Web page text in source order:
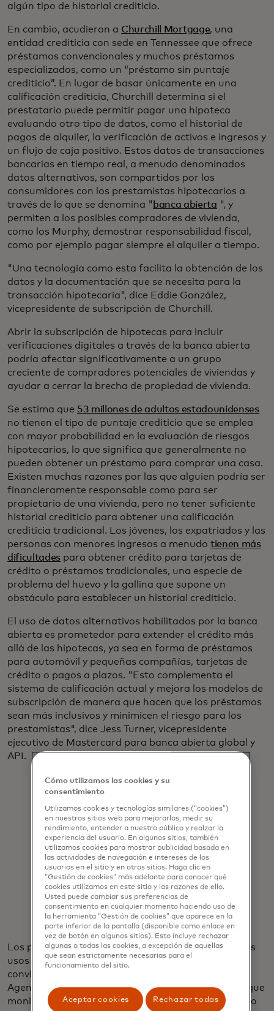
algún tipo de historial crediticio.
En cambio, acudieron a Churchill Mortgage, una
entidad crediticia con sede en Tennessee que ofrece
préstamos convencionales y muchos préstamos
especializados, como un “préstamo sin puntaje
crediticio”. En lugar de basar únicamente en una
calificación crediticia, Churchill determina si el
prestatario puede permitir pagar una hipoteca
evaluando otro tipo de datos, como el historial de
pagos de alquiler, la verificación de activos e ingresos y
un flujo de caja positivo. Estos datos de transacciones
bancarias en tiempo real, a menudo denominados
datos alternativos, son compartidos por los
consumidores con los prestamistas hipotecarios a
través de lo que se denomina " banca abierta ", y
permiten a los posibles compradores de vivienda,
como los Murphy, demostrar responsabilidad fiscal,
como por ejemplo pagar siempre el alquiler a tiempo.
"Una tecnología como esta facilita la obtención de los
datos y la documentación que se necesita para la
transacción hipotecaria", dice Eddie González,
vicepresidente de subscripción de Churchill.
Abrir la subscripción de hipotecas para incluir
verificaciones digitales a través de la banca abierta
podría afectar significativamente a un grupo
creciente de compradores potenciales de viviendas y
ayudar a cerrar la brecha de propiedad de vivienda.
Se estima que 53 millones de adultos estadounidenses
no tienen el tipo de puntaje crediticio que se emplea
con mayor probabilidad en la evaluación de riesgos
hipotecarios, lo que significa que generalmente no
pueden obtener un préstamo para comprar una casa.
Existen muchas razones por las que alguien podría ser
financieramente responsable como para ser
propietario de una vivienda, pero no tener suficiente
historial crediticio para obtener una calificación
crediticia tradicional. Los jóvenes, los expatriados y las
personas con menores ingresos a menudo tienen más
dificultades para obtener crédito para tarjetas de
crédito o préstamos tradicionales, una especie de
problema del huevo y la gallina que supone un
obstáculo para establecer un historial crediticio.
El uso de datos alternativos habilitados por la banca
abierta es prometedor para extender el crédito más
allá de las hipotecas, ya sea en forma de préstamos
para automóvil y pequeñas compañías, tarjetas de
crédito o pagos a plazos. "Esto complementa el
sistema de calificación actual y mejora los modelos de
subscripción de manera que hacen que los préstamos
sean más inclusivos y minimicen el riesgo para los
prestamistas", dice Jess Turner, vicepresidente
ejecutivo de Mastercard para banca abierta global y
API.
"Cuanto más papeleo se les pida a
los clientes, más ansiedad tendrán".
Eddie Gonzalez
Los préstamos hipotecarios son uno de los primeros
usos en los que los datos alternativos se están
convirtiendo en un estándar de la industria. La
Agencia Federal de Financiamiento de la Vivienda, que
monitorear compañías patrocinadas por el gobierno
Cómo utilizamos las cookies y su
consentimiento
Utilizamos cookies y tecnologías similares (“cookies”)
en nuestros sitios web para mejorarlos, medir su
rendimiento, entender a nuestro público y realzar la
experiencia del usuario. En algunos sitios, también
utilizamos cookies para mostrar publicidad basada en
las actividades de navegación e intereses de los
usuarios en el sitio y en otros sitios. Haga clic en
“Gestión de cookies” más adelante para conocer qué
cookies utilizamos en este sitio y las razones de ello.
Usted puede cambiar sus preferencias de
consentimiento en cualquier momento haciendo uso de
la herramienta “Gestión de cookies” que aparece en la
parte inferior de la pantalla (disponible como enlace en
vez de botón en algunos sitios). Esto incluye rechazar
algunas o todas las cookies, a excepción de aquellas
que sean estrictamente necesarias para el
funcionamiento del sitio.
Aceptar cookies Rechazar todas